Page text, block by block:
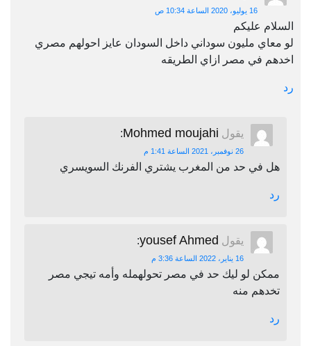
16 يوليو، 2020 الساعة 10:34 ص
السلام عليكم
لو معاي مليون سوداني داخل السودان عايز احولهم مصري
اخدهم في مصر ازاي الطريقه
رد
يقول Mohmed moujahi
:
26 نوفمبر، 2021 الساعة 1:41 م
هل في حد من المغرب يشتري الفرنك السويسري
رد
يقول yousef Ahmed
:
16 يناير، 2022 الساعة 3:36 م
ممكن لو ليك حد في مصر تحولهمله وأمه تيجي مصر
تخدهم منه
رد